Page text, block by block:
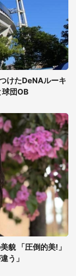
けたDeNAルーキ
球団OB
貌 「圧倒的美!」
う」